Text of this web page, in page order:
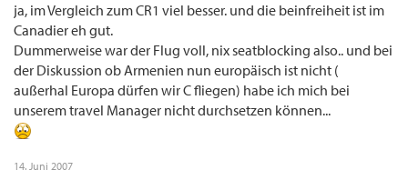
Aber ehrlich: Was ist an einem vierstündigen Canadair-Flug schlechter als an einem
gleich langen A320-Flug? Die Sitze im CRJ900 sind ja sogar die gleichen wie im
Airbus...
Lieber 4 Stunden im CR9 als zwei im AB6, oder nicht?
ja, im Vergleich zum CR1 viel besser. und die beinfreiheit ist im
Canadier eh gut.
Dummerweise war der Flug voll, nix seatblocking also.. und bei
der Diskussion ob Armenien nun europäisch ist nicht (
außerhal Europa dürfen wir C fliegen) habe ich mich bei
unserem travel Manager nicht durchsetzen können...
14. Juni 2007